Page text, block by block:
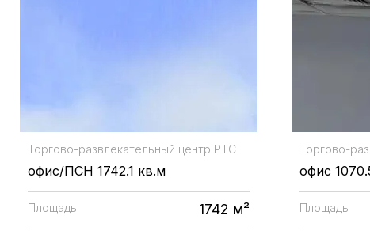
Торгово-развлекательный центр РТС
офис/ПСН 1742.1 кв.м
Площадь 1742 м²
Торгово-
офис
Площадь